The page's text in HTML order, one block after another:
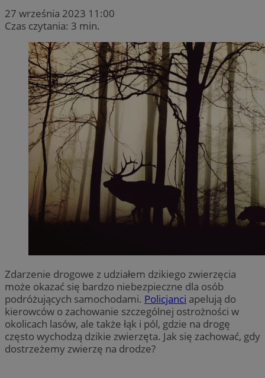
27 września 2023 11:00
Czas czytania: 3 min.
Zdarzenie drogowe z udziałem dzikiego zwierzęcia
może okazać się bardzo niebezpieczne dla osób
podróżujących samochodami. Policjanci apelują do
kierowców o zachowanie szczególnej ostrożności w
okolicach lasów, ale także łąk i pól, gdzie na drogę
często wychodzą dzikie zwierzęta. Jak się zachować, gdy
dostrzeżemy zwierzę na drodze?